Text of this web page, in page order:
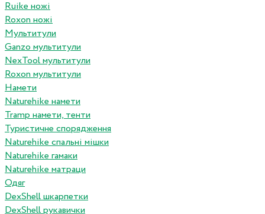
Ruike ножі
Roxon ножi
Мультитули
Ganzo мультитули
NexTool мультитули
Roxon мультитули
Намети
Naturehike намети
Tramp намети, тенти
Туристичне спорядження
Naturehike спальні мішки
Naturehike гамаки
Naturehike матраци
Одяг
DexShell шкарпетки
DexShell рукавички